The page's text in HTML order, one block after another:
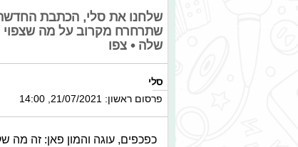
שתרחרח מקרוב על מה שצפוי
שלה • צפו
סלי
פרסום ראשון: 21/07/2021, 14:00
כפכפים, עוגה והמון פאן: זה